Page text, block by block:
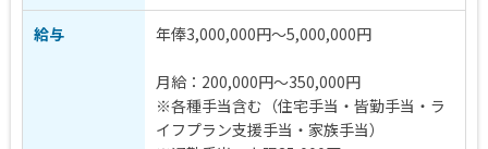
給与 年俸3,000,000円～5,000,000円
月給：200,000円～350,000円
※各種手当含む（住宅手当・皆勤手当・ラ
イフプラン支援手当・家族手当）